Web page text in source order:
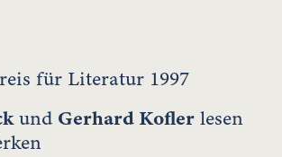
für Literatur 1997
und Gerhard Kofler lesen